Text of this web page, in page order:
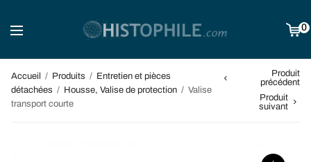
0
Accueil / Produits / Entretien et pièces
détachées / Housse, Valise de protection / Valise
transport courte
Produit
précédent
Produit
suivant